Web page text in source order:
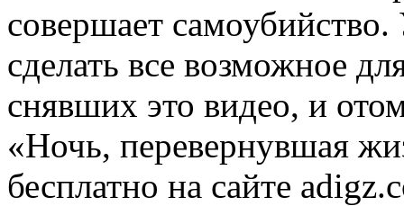
совершает
сделать все возможное
снявших это видео, и
«Ночь, перевернувшая
бесплатно на сайте